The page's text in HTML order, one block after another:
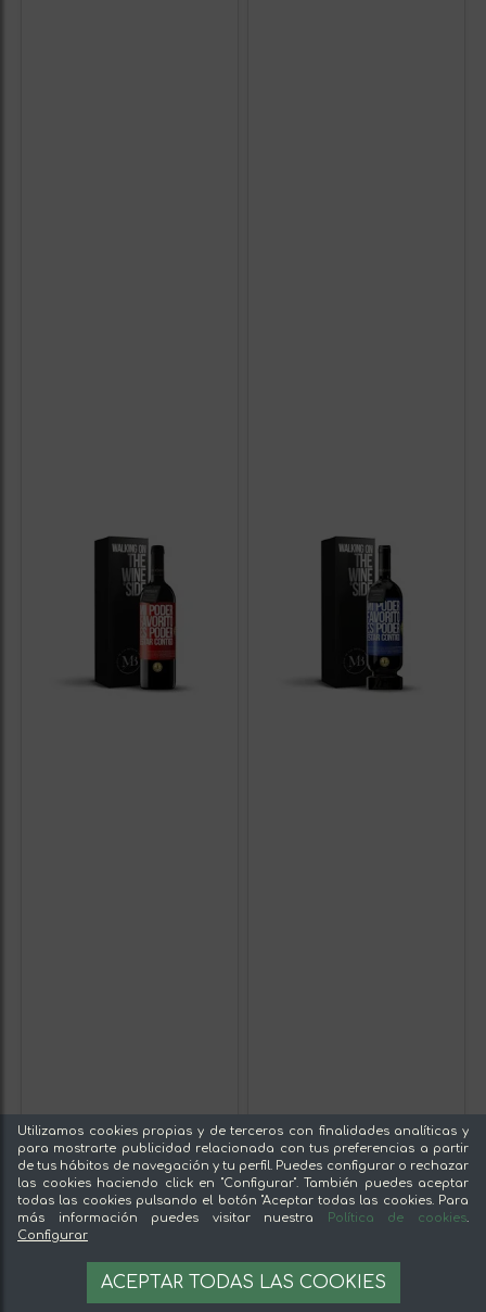
Utilizamos cookies propias y de terceros con finalidades analíticas y
para mostrarte publicidad relacionada con tus preferencias a partir
de tus hábitos de navegación y tu perfil. Puedes configurar o rechazar
las cookies haciendo click en "Configurar". También puedes aceptar
todas las cookies pulsando el botón "Aceptar todas las cookies. Para
más información puedes visitar nuestra
Política de cookies.
Configurar
ACEPTAR TODAS LAS COOKIES